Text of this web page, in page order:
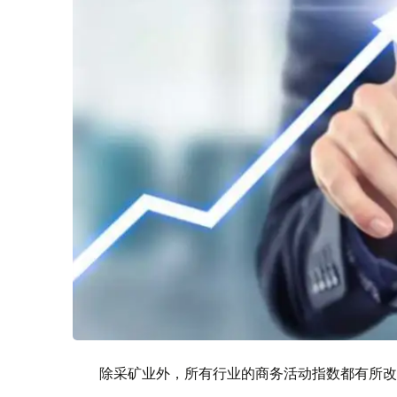
除采矿业外，所有行业的商务活动指数都有所